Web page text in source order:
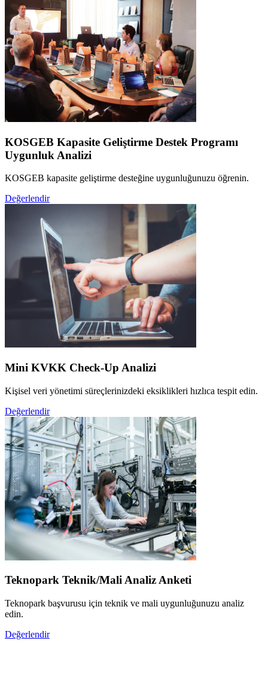
KOSGEB Kapasite Geliştirme Destek Programı
Uygunluk Analizi
KOSGEB kapasite geliştirme desteğine uygunluğunuzu öğrenin.
Değerlendir
Mini KVKK Check-Up Analizi
Kişisel veri yönetimi süreçlerinizdeki eksiklikleri hızlıca tespit edin.
Değerlendir
Teknopark Teknik/Mali Analiz Anketi
Teknopark başvurusu için teknik ve mali uygunluğunuzu analiz
edin.
Değerlendir